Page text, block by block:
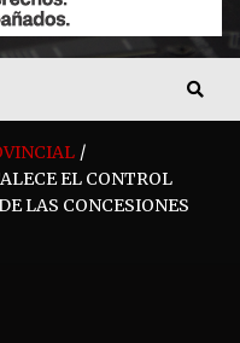
EL CONTROL
LAS CONCESIONES